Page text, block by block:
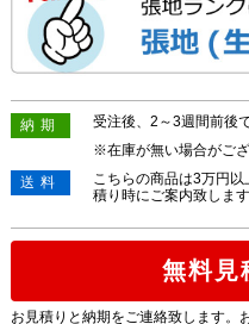
納期
受注後、2～3週間前後
※在庫が無い場合がござ
送料
こちらの商品は3万円
積り時にご案内致します
無料見
お見積りと納期をご連絡致します。